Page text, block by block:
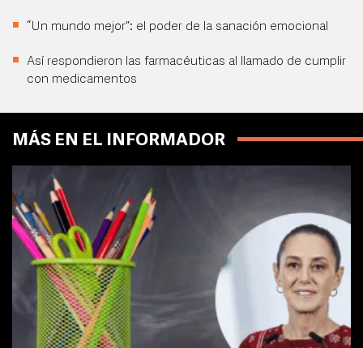
“Un mundo mejor”: el poder de la sanación emocional
Así respondieron las farmacéuticas al llamado de cumplir
con medicamentos
MÁS EN EL INFORMADOR